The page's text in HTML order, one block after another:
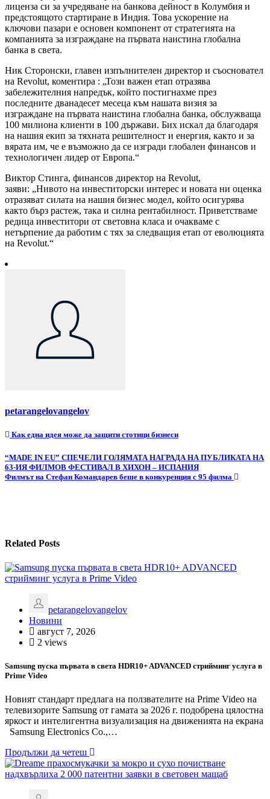
лиценза си за учредяване на банкова дейност в Колумбия и
предстоящото стартиране в Индия. Това ускорение на
ключови пазари е основен компонент от стратегията на
компанията за изграждане на първата наистина глобална
банка в света.
Ник Сторонски, главен изпълнителен директор и съосновател
на Revolut, коментира : „Този важен етап отразява
забележителния напредък, който постигнахме през
последните дванадесет месеца към нашата визия за
изграждане на първата наистина глобална банка, обслужваща
100 милиона клиенти в 100 държави. Бих искал да благодаря
на нашия екип за тяхната решителност и енергия, както и за
вярата им, че е възможно да се изгради глобален финансов и
технологичен лидер от Европа.“
Виктор Стинга, финансов директор на Revolut,
заяви: „Нивото на инвеститорски интерес и новата ни оценка
отразяват силата на нашия бизнес модел, който осигурява
както бърз растеж, така и силна рентабилност. Приветстваме
редица инвеститори от световна класа и очакваме с
нетърпение да работим с тях за следващия етап от еволюцията
на Revolut.“
petarangelovangelov
Навигация
Как една идея може да защити стотици бизнеси
“MADE IN EU” СПЕЧЕЛИ ГОЛЯМАТА НАГРАДА НА ПУБЛИКАТА НА
63-ИЯ ФИЛМОВ ФЕСТИВАЛ В ХИХОН – ИСПАНИЯ
Филмът на Стефан Командарев беше в конкуренция с 95 филма
Related Posts
petarangelovangelov
Новини
август 7, 2026
2 views
Samsung пуска първата в света HDR10+ ADVANCED стрийминг услуга в
Prime Video
Новият стандарт предлага на ползвателите на Prime Video на
телевизорите Samsung от гамата за 2026 г. подобрена цялостна
яркост и интелигентна визуализация на движенията на екрана
Samsung Electronics Co.,…
Продължи да четеш